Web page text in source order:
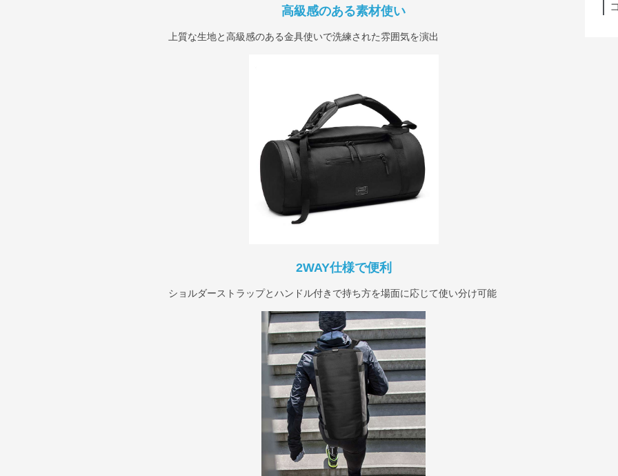
高級感のある素材使い
上質な生地と高級感のある金具使いで洗練された雰囲気を演出
2WAY仕様で便利
ショルダーストラップとハンドル付きで持ち方を場面に応じて使い分け可能